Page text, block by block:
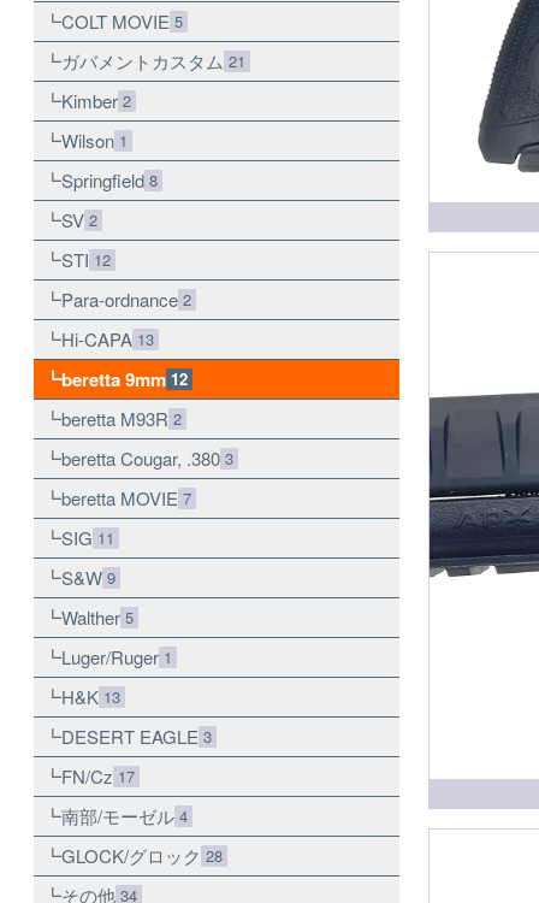
COLT MOVIE 5
ガバメントカスタム 21
Kimber 2
Wilson 1
Springfield 8
SV 2
STI 12
Para-ordnance 2
Hi-CAPA 13
beretta 9mm 12
beretta M93R 2
beretta Cougar, .380 3
beretta MOVIE 7
SIG 11
S&W 9
Walther 5
Luger/Ruger 1
H&K 13
DESERT EAGLE 3
FN/Cz 17
南部/モーゼル 4
GLOCK/グロック 28
その他 34